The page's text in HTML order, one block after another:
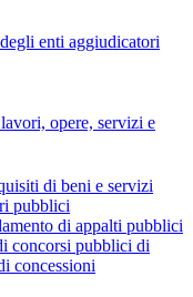
enti aggiudicatori
opere, servizi e
di beni e servizi
pubblici
di appalti pubblici
concorsi pubblici di
concessioni